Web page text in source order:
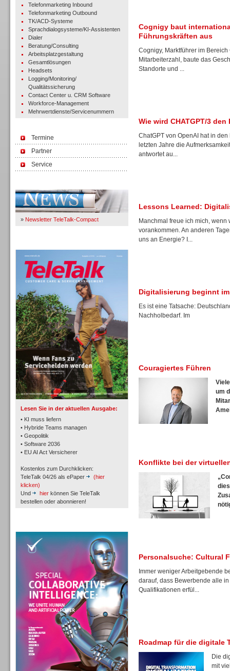
Telefonmarketing Inbound
Telefonmarketing Outbound
TK/ACD-Systeme
Sprachdialogsysteme/KI-Assistenten
Dialer
Beratung/Consulting
Arbeitsplatzgestaltung
Gesamtlösungen
Headsets
Logging/Monitoring/
Qualitätssicherung
Contact Center u. CRM Software
Workforce-Management
Mehrwertdienste/Servicenummern
Termine
Partner
Service
» Newsletter TeleTalk-Compact
Lesen Sie in der aktuellen Ausgabe:
• KI muss liefern
• Hybride Teams managen
• Geopolitik
• Software 2036
• EU AI Act Versicherer
Kostenlos zum Durchklicken:
TeleTalk 04/26 als ePaper
(hier
klicken)
Und
hier können Sie TeleTalk
bestellen oder abonnieren!
TK- und ACD-Systeme
Workforce-Management
Personal
Inbound
Cognigy baut
Führungskräften aus
Cognigy, Marktführer im
Mitarbeiterzahl, baute das
Standorte und ...
Wie wird CHATGPT/3
ChatGPT von OpenAI hat in
letzten Jahre die
antwortet au...
Lessons Learned:
Manchmal freue ich mich,
vorankommen. An anderen
uns an Energie? I...
Digitalisierung beginnt
Es ist eine Tatsache:
Nachholbedarf. Im
Couragiertes Führen
um
Konflikte bei der
Personalsuche: Cultural
Immer weniger Arbeitgebende
darauf, dass Bewerbende alle
Qualifikationen erfül...
Roadmap für die digitale
Die
mit